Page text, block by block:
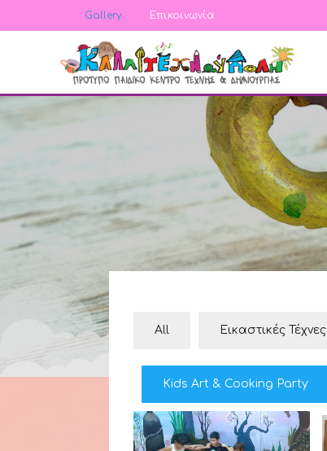
Gallery Επικοινωνία
All Εικαστικές Τέχνες
Kids Art & Cooking Party